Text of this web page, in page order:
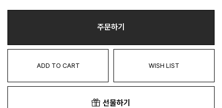
주문하기
ADD TO CART WISH LIST
선물하기